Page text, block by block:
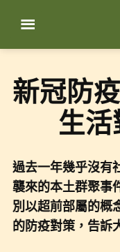
content
新冠防疫
生活
過去一年幾乎沒有
襲來的本土群聚事
別以超前部屬的概
的防疫對策，告訴